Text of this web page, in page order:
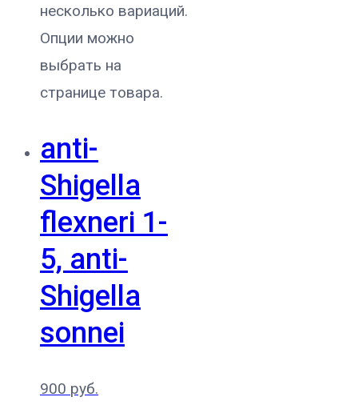
несколько вариаций.
Опции можно
выбрать на
странице товара.
anti-
Shigella
flexneri 1-
5, anti-
Shigella
sonnei
900 руб.